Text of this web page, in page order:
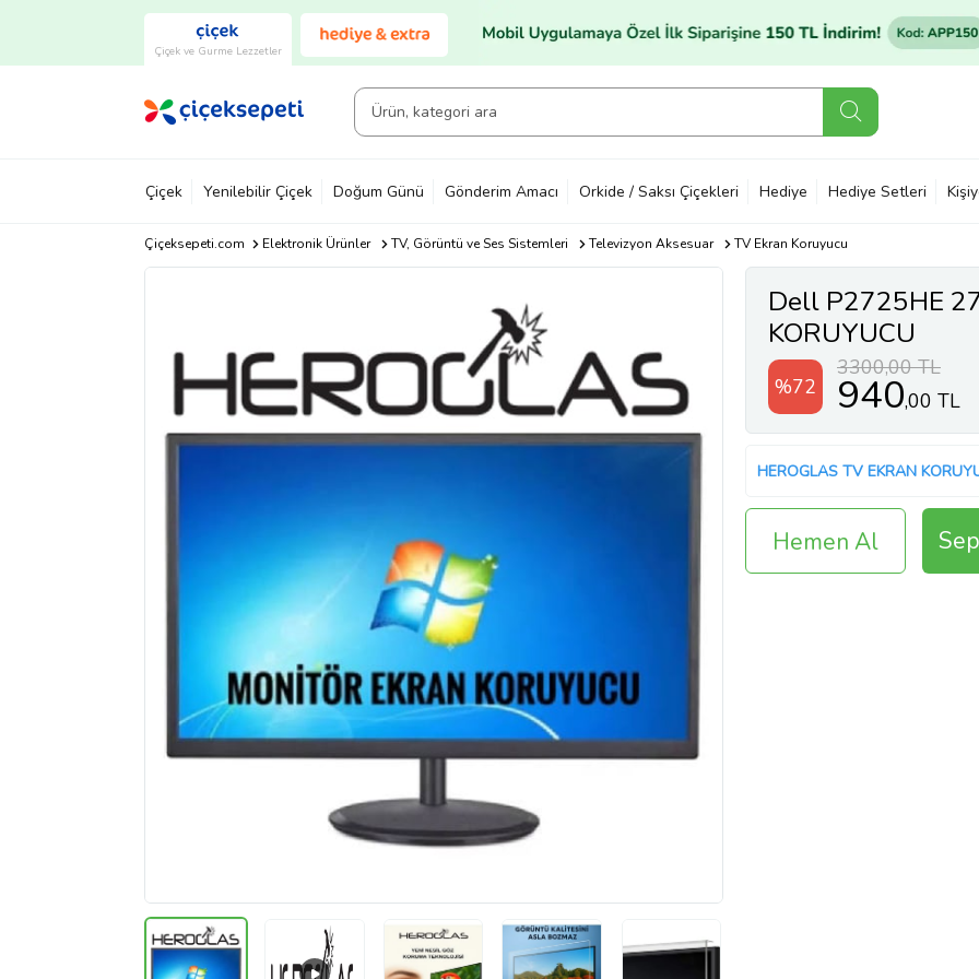
Çiçek ve Gurme Lezzetler
Çiçek Yenilebilir Çiçek Doğum Günü Gönderim Amacı Orkide / Saksı Çiçekleri Hediye Hediye Setleri
Çiçeksepeti.com Elektronik Ürünler TV, Görüntü ve Ses Sistemleri Televizyon Aksesuar TV Ekran Koruyucu
Dell P2725HE
KORUYUCU
%72
3300,00 TL
940,00 TL
HEROGLAS TV EKRAN
Hemen Al